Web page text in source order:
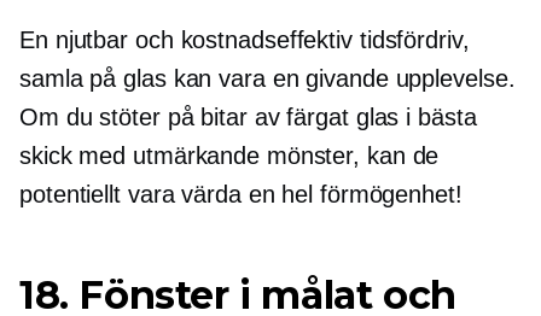
En njutbar och kostnadseffektivtidsfördriv,
samla på glas kan vara en givande upplevelse.
Om du stöter på bitar av färgat glas i bästa
skick med utmärkande mönster, kan de
potentiellt vara värda en hel förmögenhet!
18. Fönster i målat och